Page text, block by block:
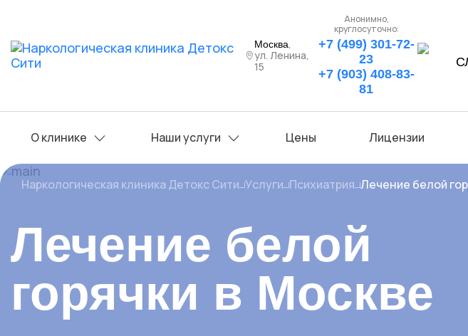
Москва,
ул. Ленина,
15
Анонимно,
круглосуточно:
+7 (499) 301-72-
23
+7 (903) 408-83-
81
О клинике Наши услуги Цены Лицензии
Наркологическая клиника Детокс Сити Услуги Психиатрия Лечение белой
Лечение белой
горячки в Москве